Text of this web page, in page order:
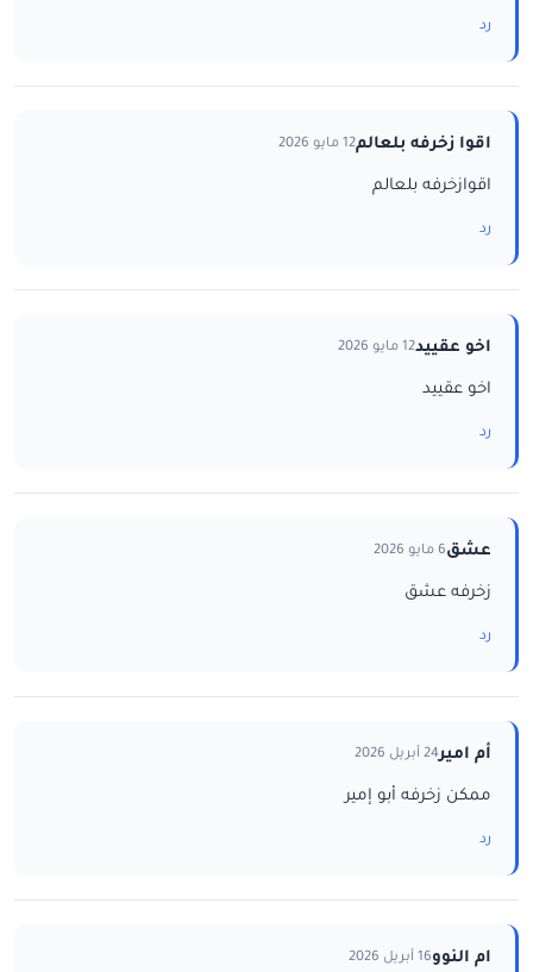
رد
اقوا زخرفه بلعالم12 مايو 2026
اقوازخرفه بلعالم
رد
اخو عقييد12 مايو 2026
اخو عقييد
رد
عشق6 مايو 2026
زخرفه عشق
رد
أم امير24 أبريل 2026
ممكن زخرفه أبو إمير
رد
ام النوو16 أبريل 2026